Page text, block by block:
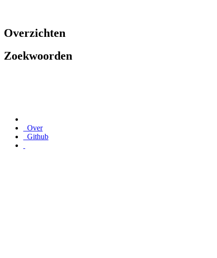
Overzichten
Zoekwoorden
Over
Github